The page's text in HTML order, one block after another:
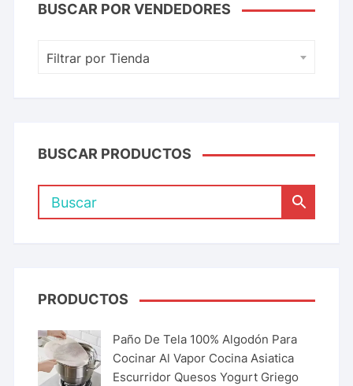
BUSCAR POR VENDEDORES
Filtrar por Tienda
BUSCAR PRODUCTOS
PRODUCTOS
Paño De Tela 100% Algodón Para
Cocinar Al Vapor Cocina Asiatica
Escurridor Quesos Yogurt Griego